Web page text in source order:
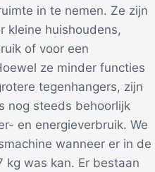
in te nemen. Ze zijn
kleine huishoudens,
of voor een
ze minder functies
tegenhangers, zijn
nog steeds behoorlijk
en energieverbruik. We
wanneer er in de
kg was kan. Er bestaan